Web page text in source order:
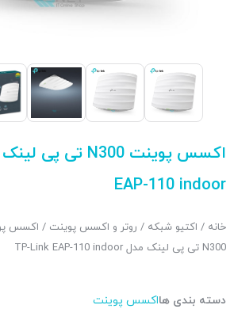
EAP-110 indoor
خانه / اکتیو شبکه / روتر و اکسس پوینت / اکسس
N300 تی پی لینک مدل TP-Link EAP-110 indoor
دسته بندی هااکسس پوینت